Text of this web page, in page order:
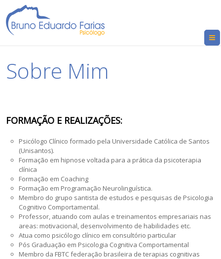
Sobre Mim
FORMAÇÃO E REALIZAÇÕES:
Psicólogo Clínico formado pela Universidade Católica de Santos
(Unisantos).
Formação em hipnose voltada para a prática da psicoterapia
clínica
Formação em Coaching
Formação em Programação Neurolinguística.
Membro do grupo santista de estudos e pesquisas de Psicologia
Cognitivo Comportamental.
Professor, atuando com aulas e treinamentos empresariais nas
areas: motivacional, desenvolvimento de habilidades etc.
Atua como psicólogo clínico em consultório particular
Pós Graduação em Psicologia Cognitiva Comportamental
Membro da FBTC federação brasileira de terapias cognitivas